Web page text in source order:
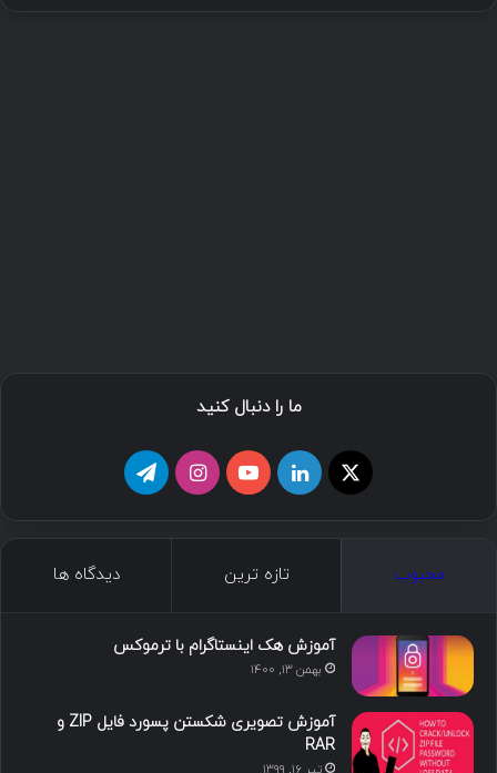
ما را دنبال کنید
محبوب تازه ترین دیدگاه ها
آموزش هک اینستاگرام با ترموکس
بهمن ۱۳, ۱۴۰۰
آموزش تصویری شکستن پسورد فایل ZIP و
RAR
تیر ۱۶, ۱۳۹۹